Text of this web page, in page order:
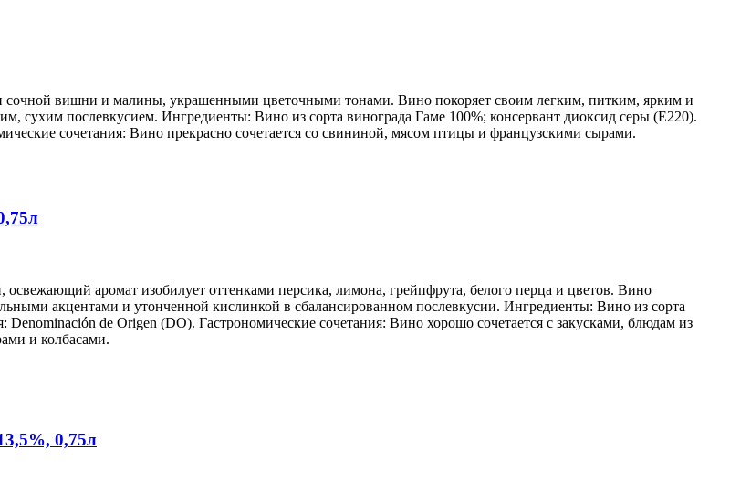
сочной вишни и малины, украшенными цветочными тонами. Вино покоряет своим легким, питким, ярким и
послевкусием. Ингредиенты: Вино из сорта винограда Гаме 100%; консервант диоксид серы (Е220).
сочетания: Вино прекрасно сочетается со свининой, мясом птицы и французскими сырами.
аромат изобилует оттенками персика, лимона, грейпфрута, белого перца и цветов. Вино
акцентами и утонченной кислинкой в сбалансированном послевкусии. Ингредиенты: Вино из сорта
de Origen (DO). Гастрономические сочетания: Вино хорошо сочетается с закусками, блюдам из
и колбасами.
0,75л